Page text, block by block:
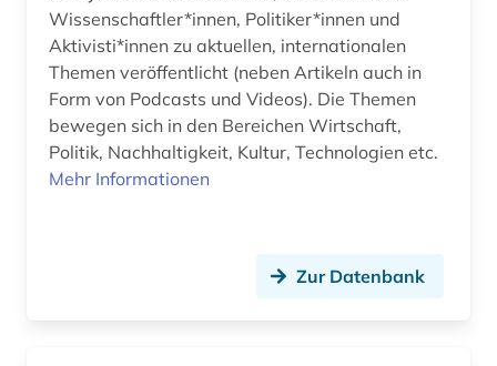
Wissenschaftler*innen, Politiker*innen und
Aktivisti*innen zu aktuellen, internationalen
Themen veröffentlicht (neben Artikeln auch in
Form von Podcasts und Videos). Die Themen
bewegen sich in den Bereichen Wirtschaft,
Politik, Nachhaltigkeit, Kultur, Technologien etc.
Mehr Informationen
Zur Datenbank